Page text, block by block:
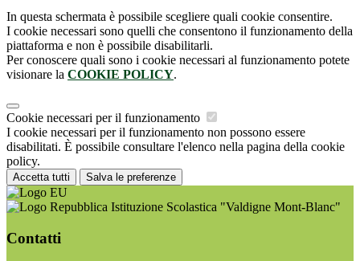
In questa schermata è possibile scegliere quali cookie consentire.
I cookie necessari sono quelli che consentono il funzionamento della
piattaforma e non è possibile disabilitarli.
Per conoscere quali sono i cookie necessari al funzionamento potete
visionare la COOKIE POLICY.
Cookie necessari per il funzionamento
I cookie necessari per il funzionamento non possono essere
disabilitati. È possibile consultare l'elenco nella pagina della cookie
policy.
Accetta tutti Salva le preferenze
Istituzione Scolastica "Valdigne Mont-Blanc"
Contatti